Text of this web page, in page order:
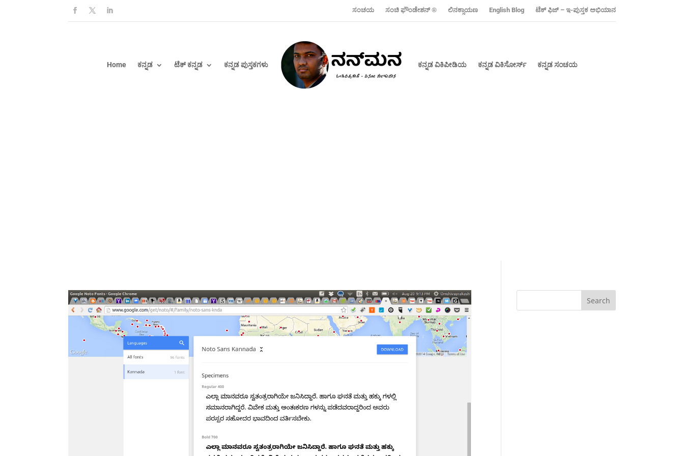
ಸಂಚಯ ಸಂಚಿ ಫೌಂಡೇಶನ್ ‍® ಲಿನಕ್ಸಾಯಣ ‍English Blog ಟೆಕ್ ಫಿಜ್ – ಇ-ಪುಸ್ತಕ ಅಭಿಯಾನ
Home ಕನ್ನಡ ಟೆಕ್ ಕನ್ನಡ ಕನ್ನಡ ಪುಸ್ತಕಗಳು ಕನ್ನಡ ವಿಕಿಪೀಡಿಯ ಕನ್ನಡ ವಿಕಿಸೋರ್ಸ್ ಕನ್ನಡ ಸಂಚಯ